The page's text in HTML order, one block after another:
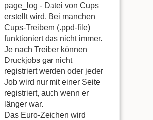
page_log - Datei von Cups
erstellt wird. Bei manchen
Cups-Treibern (.ppd-file)
funktioniert das nicht immer.
Je nach Treiber können
Druckjobs gar nicht
registriert werden oder jeder
Job wird nur mit einer Seite
registriert, auch wenn er
länger war.
Das Euro-Zeichen wird